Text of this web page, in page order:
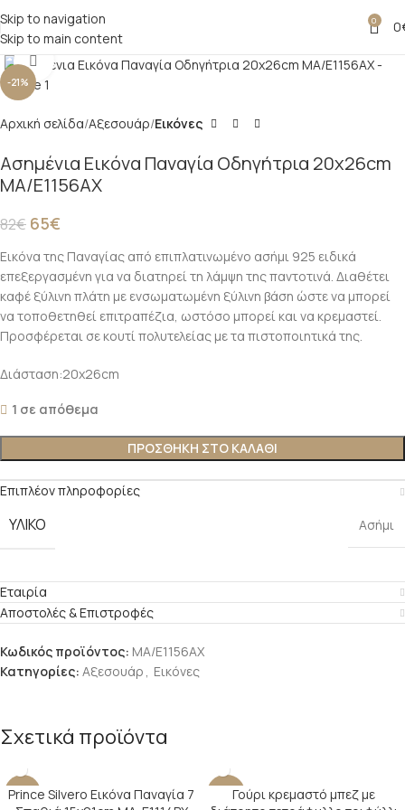
Skip to navigation
Skip to main content
0 0
-21%
Click to enlarge
Αρχική σελίδα Αξεσουάρ Εικόνες
Ασημένια Εικόνα Παναγία Οδηγήτρια 20x26cm
MA/E1156AX
82€ 65€
Εικόνα της Παναγίας από επιπλατινωμένο ασήμι 925 ειδικά
επεξεργασμένη για να διατηρεί τη λάμψη της παντοτινά. Διαθέτει
καφέ ξύλινη πλάτη με ενσωματωμένη ξύλινη βάση ώστε να μπορεί
να τοποθετηθεί επιτραπέζια, ωστόσο μπορεί και να κρεμαστεί.
Προσφέρεται σε κουτί πολυτελείας με τα πιστοποιητικά της.
Διάσταση:20x26cm
1 σε απόθεμα
ΠΡΟΣΘΉΚΗ ΣΤΟ ΚΑΛΆΘΙ
Επιπλέον πληροφορίες
ΥΛΙΚΌ Ασήμι
Εταιρία
Αποστολές & Επιστροφές
Κωδικός προϊόντος: MA/E1156AX
Κατηγορίες: Αξεσουάρ , Εικόνες
Σχετικά προϊόντα
-23%
Prince Silvero Εικόνα Παναγία 7
-40%Γούρι κρεμαστό μπεζ με